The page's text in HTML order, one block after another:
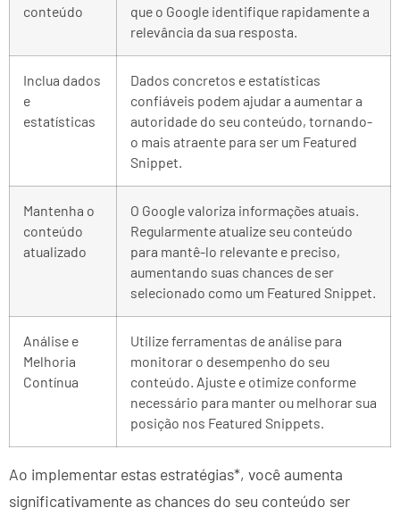
conteúdo
que o Google identifique rapidamente a
relevância da sua resposta.
Inclua dados
e
estatísticas
Dados concretos e estatísticas
confiáveis podem ajudar a aumentar a
autoridade do seu conteúdo, tornando-
o mais atraente para ser um Featured
Snippet.
Mantenha o
conteúdo
atualizado
O Google valoriza informações atuais.
Regularmente atualize seu conteúdo
para mantê-lo relevante e preciso,
aumentando suas chances de ser
selecionado como um Featured Snippet.
Análise e
Melhoria
Contínua
Utilize ferramentas de análise para
monitorar o desempenho do seu
conteúdo. Ajuste e otimize conforme
necessário para manter ou melhorar sua
posição nos Featured Snippets.
Ao implementar estas estratégias*, você aumenta
significativamente as chances do seu conteúdo ser